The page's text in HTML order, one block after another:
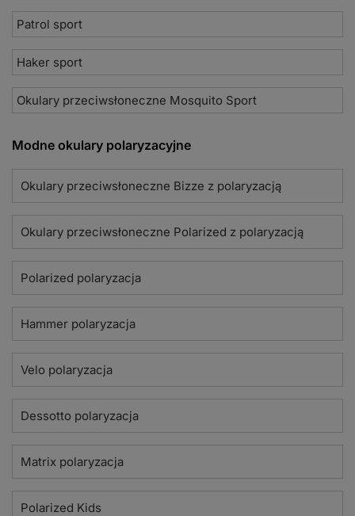
Patrol sport
Haker sport
Okulary przeciwsłoneczne Mosquito Sport
Modne okulary polaryzacyjne
Okulary przeciwsłoneczne Bizze z polaryzacją
Okulary przeciwsłoneczne Polarized z polaryzacją
Polarized polaryzacja
Hammer polaryzacja
Velo polaryzacja
Dessotto polaryzacja
Matrix polaryzacja
Polarized Kids